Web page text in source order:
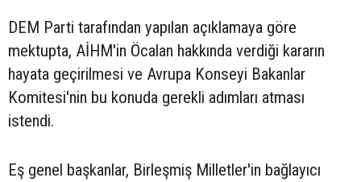
DEM Parti tarafından yapılan açıklamaya göre
mektupta, AİHM'in Öcalan hakkında verdiği kararın
hayata geçirilmesi ve Avrupa Konseyi Bakanlar
Komitesi'nin bu konuda gerekli adımları atması
istendi.
Eş genel başkanlar, Birleşmiş Milletler'in bağlayıcı